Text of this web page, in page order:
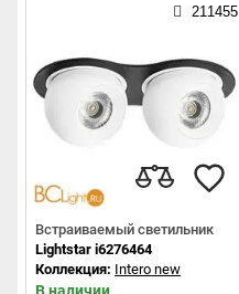
211455
Встраиваемый светильник
Lightstar i6276464
Коллекция: Intero new
В наличии